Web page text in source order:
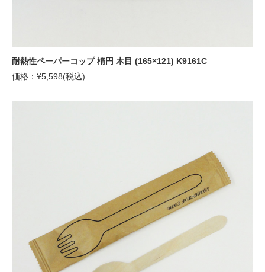
耐熱性ペーパーコップ 楕円 木目 (165×121) K9161C
価格：¥5,598(税込)